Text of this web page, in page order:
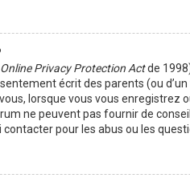
Online Privacy Protection Actde
écrit des parents (ou
lorsque vous vous
ne peuvent pas fournir de
contacter pour les abus ou les